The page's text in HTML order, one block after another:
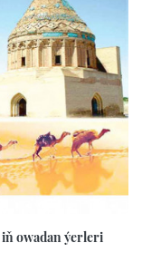
owadan ýerleri